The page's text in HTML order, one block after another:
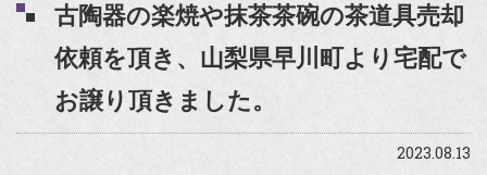
古陶器の楽焼や抹茶茶碗の茶道具売却
依頼を頂き、山梨県早川町より宅配で
お譲り頂きました。
2023.08.13